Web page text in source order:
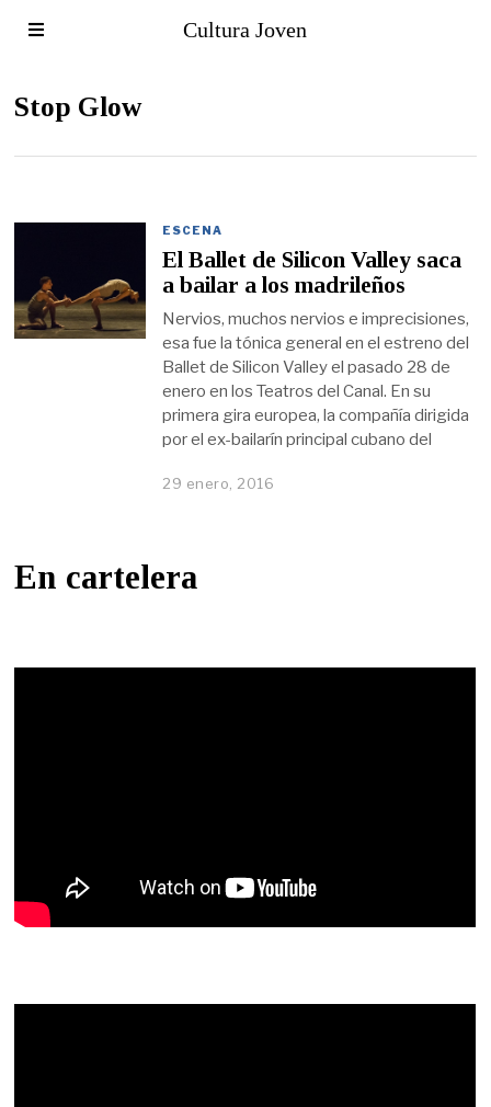
Cultura Joven
Stop Glow
ESCENA
El Ballet de Silicon Valley saca
a bailar a los madrileños
Nervios, muchos nervios e imprecisiones,
esa fue la tónica general en el estreno del
Ballet de Silicon Valley el pasado 28 de
enero en los Teatros del Canal. En su
primera gira europea, la compañía dirigida
por el ex-bailarín principal cubano del
29 enero, 2016
En cartelera